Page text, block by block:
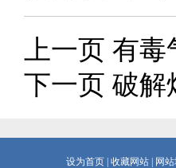
上一页 有
下一页 破解
设为首页 收藏网站 网